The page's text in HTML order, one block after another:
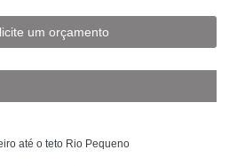
um orçamento
até o teto Rio Pequeno